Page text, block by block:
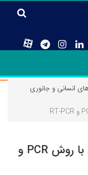
انسانی و جانوری
تشخیص آلودگی‌های ویروسی با روش PCR و